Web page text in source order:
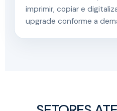
imprimir, copiar e
upgrade conforme a